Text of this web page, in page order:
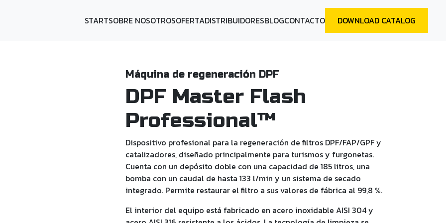
DOWNLOAD NEWEST CATALOG
STARTSOBRE NOSOTROSOFERTADISTRIBUIDORESBLOGCONTACTO DOWNLOAD CATALOG
Máquina de regeneración DPF
DPF Master Flash
Professional™
Dispositivo profesional para la regeneración de filtros DPF/FAP/GPF y
catalizadores, diseñado principalmente para turismos y furgonetas.
Cuenta con un depósito doble con una capacidad de 185 litros, una
bomba con un caudal de hasta 133 l/min y un sistema de secado
integrado. Permite restaurar el filtro a sus valores de fábrica al 99,8 %.
El interior del equipo está fabricado en acero inoxidable AISI 304 y